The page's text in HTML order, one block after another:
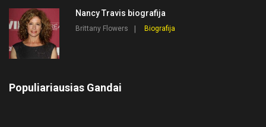
Nancy Travis biografija
Brittany Flowers Biografija
Populiariausias Gandai